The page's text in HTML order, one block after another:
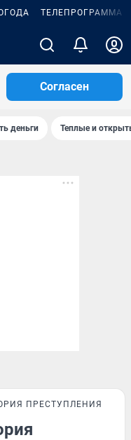
ТЕЛЕПРОГРАММА
Согласен
деньги Теплые и
ПРЕСТУПЛЕНИЯ